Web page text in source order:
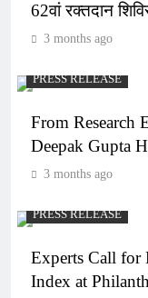
62वां रक्तदान
3 months ago
PRESS RELEASE
From Research
Deepak Gupta
3 months ago
PRESS RELEASE
Experts Call for
Index at